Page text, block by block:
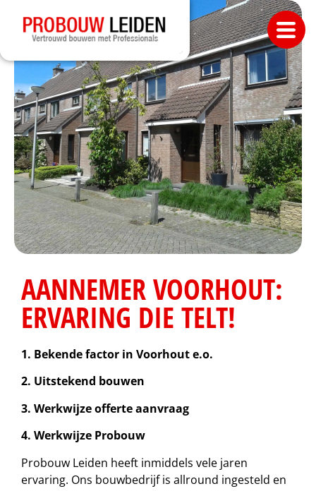
AANNEMER VOORHOUT:
ERVARING DIE TELT!
1. Bekende factor in Voorhout e.o.
2. Uitstekend bouwen
3. Werkwijze offerte aanvraag
4. Werkwijze Probouw
Probouw Leiden heeft inmiddels vele jaren
ervaring. Ons bouwbedrijf is allround ingesteld en